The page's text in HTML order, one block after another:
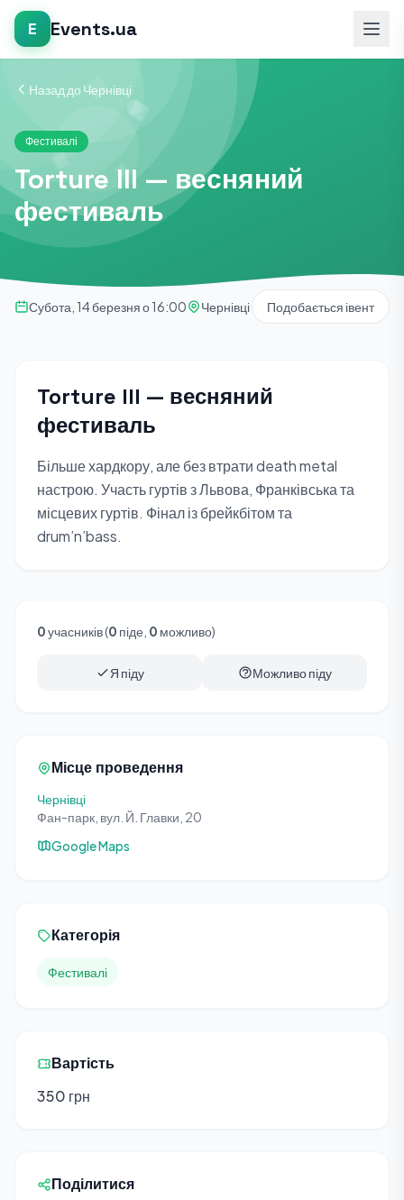
E Events.ua
Назад до Чернівці
Фестивалі
Torture III — весняний
фестиваль
Субота, 14 березня о 16:00 Чернівці Подобається івент
Torture III — весняний
фестиваль
Більше хардкору, але без втрати death metal
настрою. Участь гуртів з Львова, Франківська та
місцевих гуртів. Фінал із брейкбітом та
drum’n’bass.
0учасників (0 піде, 0 можливо)
Я піду Можливо піду
Місце проведення
Чернівці
Фан-парк, вул. Й. Главки, 20
Google Maps
Категорія
Фестивалі
Вартість
350 грн
Поділитися